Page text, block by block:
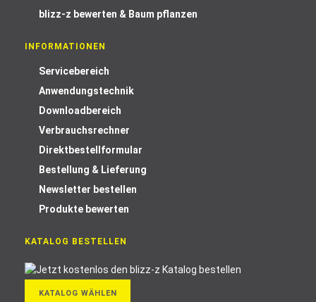
blizz-z bewerten & Baum pflanzen
INFORMATIONEN
Servicebereich
Anwendungstechnik
Downloadbereich
Verbrauchsrechner
Direktbestellformular
Bestellung & Lieferung
Newsletter bestellen
Produkte bewerten
KATALOG BESTELLEN
KATALOG WÄHLEN